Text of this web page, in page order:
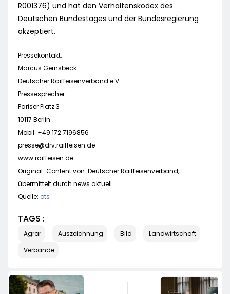
R001376) und hat den Verhaltenskodex des
Deutschen Bundestages und der Bundesregierung
akzeptiert.
Pressekontakt:
Marcus Gernsbeck
Deutscher Raiffeisenverband e.V.
Pressesprecher
Pariser Platz 3
10117 Berlin
Mobil: +49 172 7196856
presse@drv.raiffeisen.de
www.raiffeisen.de
Original-Content von: Deutscher Raiffeisenverband,
übermittelt durch news aktuell
Quelle: ots
TAGS :
Agrar Auszeichnung Bild
Landwirtschaft
Verbände